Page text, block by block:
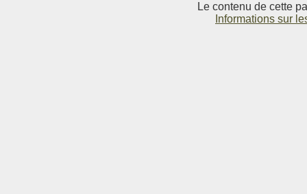
Le contenu de cette
Informations sur